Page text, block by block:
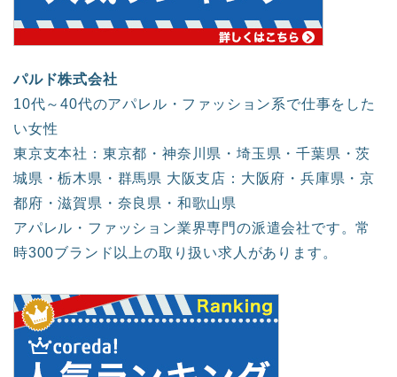
パルド株式会社
10代～40代のアパレル・ファッション系で仕事をした
い女性
東京支本社：東京都・神奈川県・埼玉県・千葉県・茨
城県・栃木県・群馬県 大阪支店：大阪府・兵庫県・京
都府・滋賀県・奈良県・和歌山県
アパレル・ファッション業界専門の派遣会社です。常
時300ブランド以上の取り扱い求人があります。